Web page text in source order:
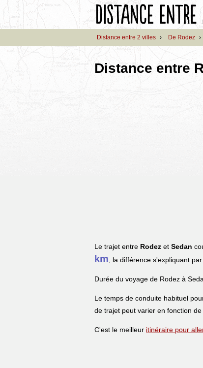
Distance entre 2 villes › De Rodez ›
Distance entre
Le trajet entre Rodez et Sedan
km , la différence s'expliquant
Durée du voyage de Rodez à
Le temps de conduite habituel
de trajet peut varier en fonction
C'est le meilleur itinéraire pour